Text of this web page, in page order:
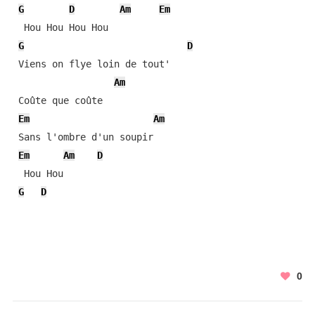
G
D Am
Em
  Hou Hou Hou Hou
G
D
Viens on flye loin de tout'
Am
Coûte que coûte
Em
Am
Sans l'ombre d'un soupir
Em
Am
D
  Hou Hou
G
D
0